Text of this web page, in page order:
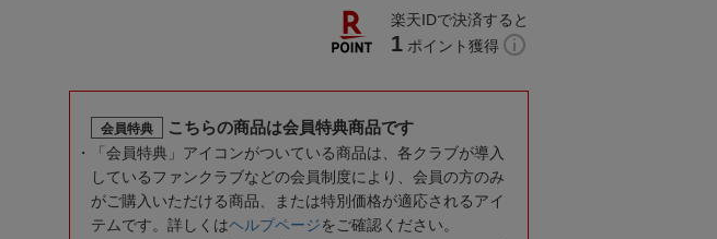
楽天IDで決済すると
1 ポイント獲得
会員特典 こちらの商品は会員特典商品です
「会員特典」アイコンがついている商品は、各クラブが導入
しているファンクラブなどの会員制度により、会員の方のみ
がご購入いただける商品、または特別価格が適応されるアイ
テムです。詳しくはヘルプページをご確認ください。